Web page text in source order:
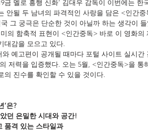
금 멜로 흥행 신화’ 김대우 감독이 이번에는
안될 두 남녀의 파격적인 사랑을 담은 <인간
그 궁극은 단순한 것이 아닐까 하는 생각이
의 함축적 표현이 <인간중독> 바로 이 영화의
대감을 모으고 있다.
예고편이 공개될 때마다 포털 사이트 실시
저력을 입증했다. 오는 5월, <인간중독>을 통
의 진수를 확인할 수 있을 것이다.
’은?
던 은밀한 시대와 공간!
품격 있는 스타일과